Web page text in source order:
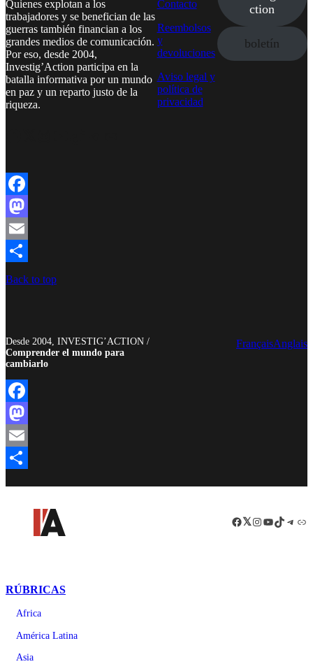
Quienes explotan a los
trabajadores y se benefician de las
guerras también financian a los
grandes medios de comunicación.
Por eso, desde 2004,
Investig’Action participa en la
batalla informativa por un mundo
en paz y un reparto justo de la
riqueza.
Contacto
Reembolsos
y
devoluciones
Aviso legal y
política de
privacidad
ction
boletín
Facebook
Mastodon
Email
Compartir
Back to top
Desde 2004, INVESTIG’ACTION /
Comprender el mundo para
cambiarlo
FrançaisAnglais
Facebook
Mastodon
Email
Facebook
LinkedIn
Instagram
YouTube
TikTok
RÚBRICAS
Africa
América Latina
Asia